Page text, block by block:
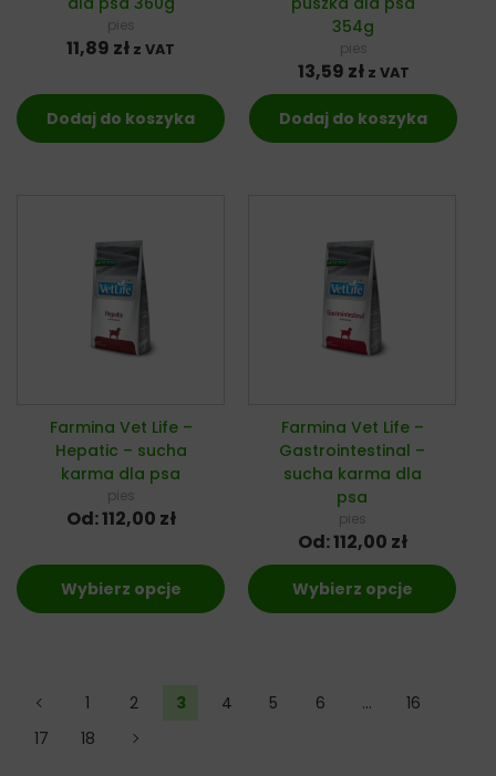
pies
11,89 zł z VAT
Dodaj do koszyka
354g
pies
13,59 zł z VAT
Dodaj do koszyka
Farmina Vet Life –
Hepatic – sucha
karma dla psa
pies
Od:112,00 zł
Wybierz opcje
Farmina Vet Life –
Gastrointestinal –
sucha karma dla
psa
pies
Od:112,00 zł
Wybierz opcje
← 1 2 3 4 5 6 …
16
17
18 →